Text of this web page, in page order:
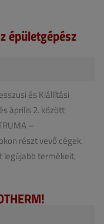
épületgépész
és Kiállítási
április 2. között
–
részt vevő cégek.
legújabb termékeit,